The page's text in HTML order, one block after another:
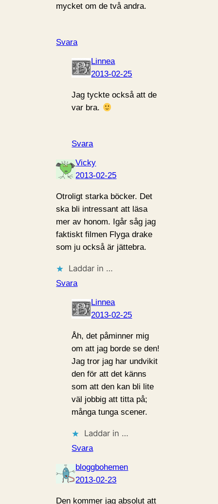
mycket om de två andra.
Svara
Linnea
2013-02-25
Jag tyckte också att de
var bra.
Svara
Vicky
2013-02-25
Otroligt starka böcker. Det
ska bli intressant att läsa
mer av honom. Igår såg jag
faktiskt filmen Flyga drake
som ju också är jättebra.
Laddar in …
Svara
Linnea
2013-02-25
Åh, det påminner mig
om att jag borde se den!
Jag tror jag har undvikit
den för att det känns
som att den kan bli lite
väl jobbig att titta på;
många tunga scener.
Laddar in …
Svara
bloggbohemen
2013-02-23
Den kommer jag absolut att